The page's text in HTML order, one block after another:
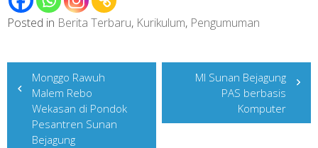
Posted in Berita Terbaru, Kurikulum, Pengumuman
Post
navigation
Monggo Rawuh
Malem Rebo
Wekasan di Pondok
Pesantren Sunan
Bejagung
MI Sunan Bejagung
PAS berbasis
Komputer